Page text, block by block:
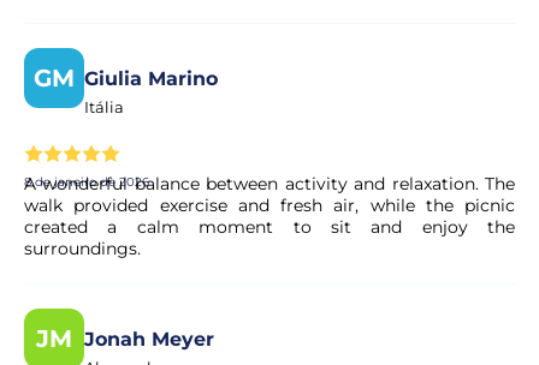
O pagamento é seguro?
Sim. Todos os pagamentos são processados através de
garantindo total proteção dos seus dados pessoais e
financeiros.
GM Giulia Marino
Itália
8 de janeiro de 2026
A wonderful balance between activity and relaxation. The
walk provided exercise and fresh air, while the picnic
created a calm moment to sit and enjoy the
surroundings.
JM Jonah Meyer